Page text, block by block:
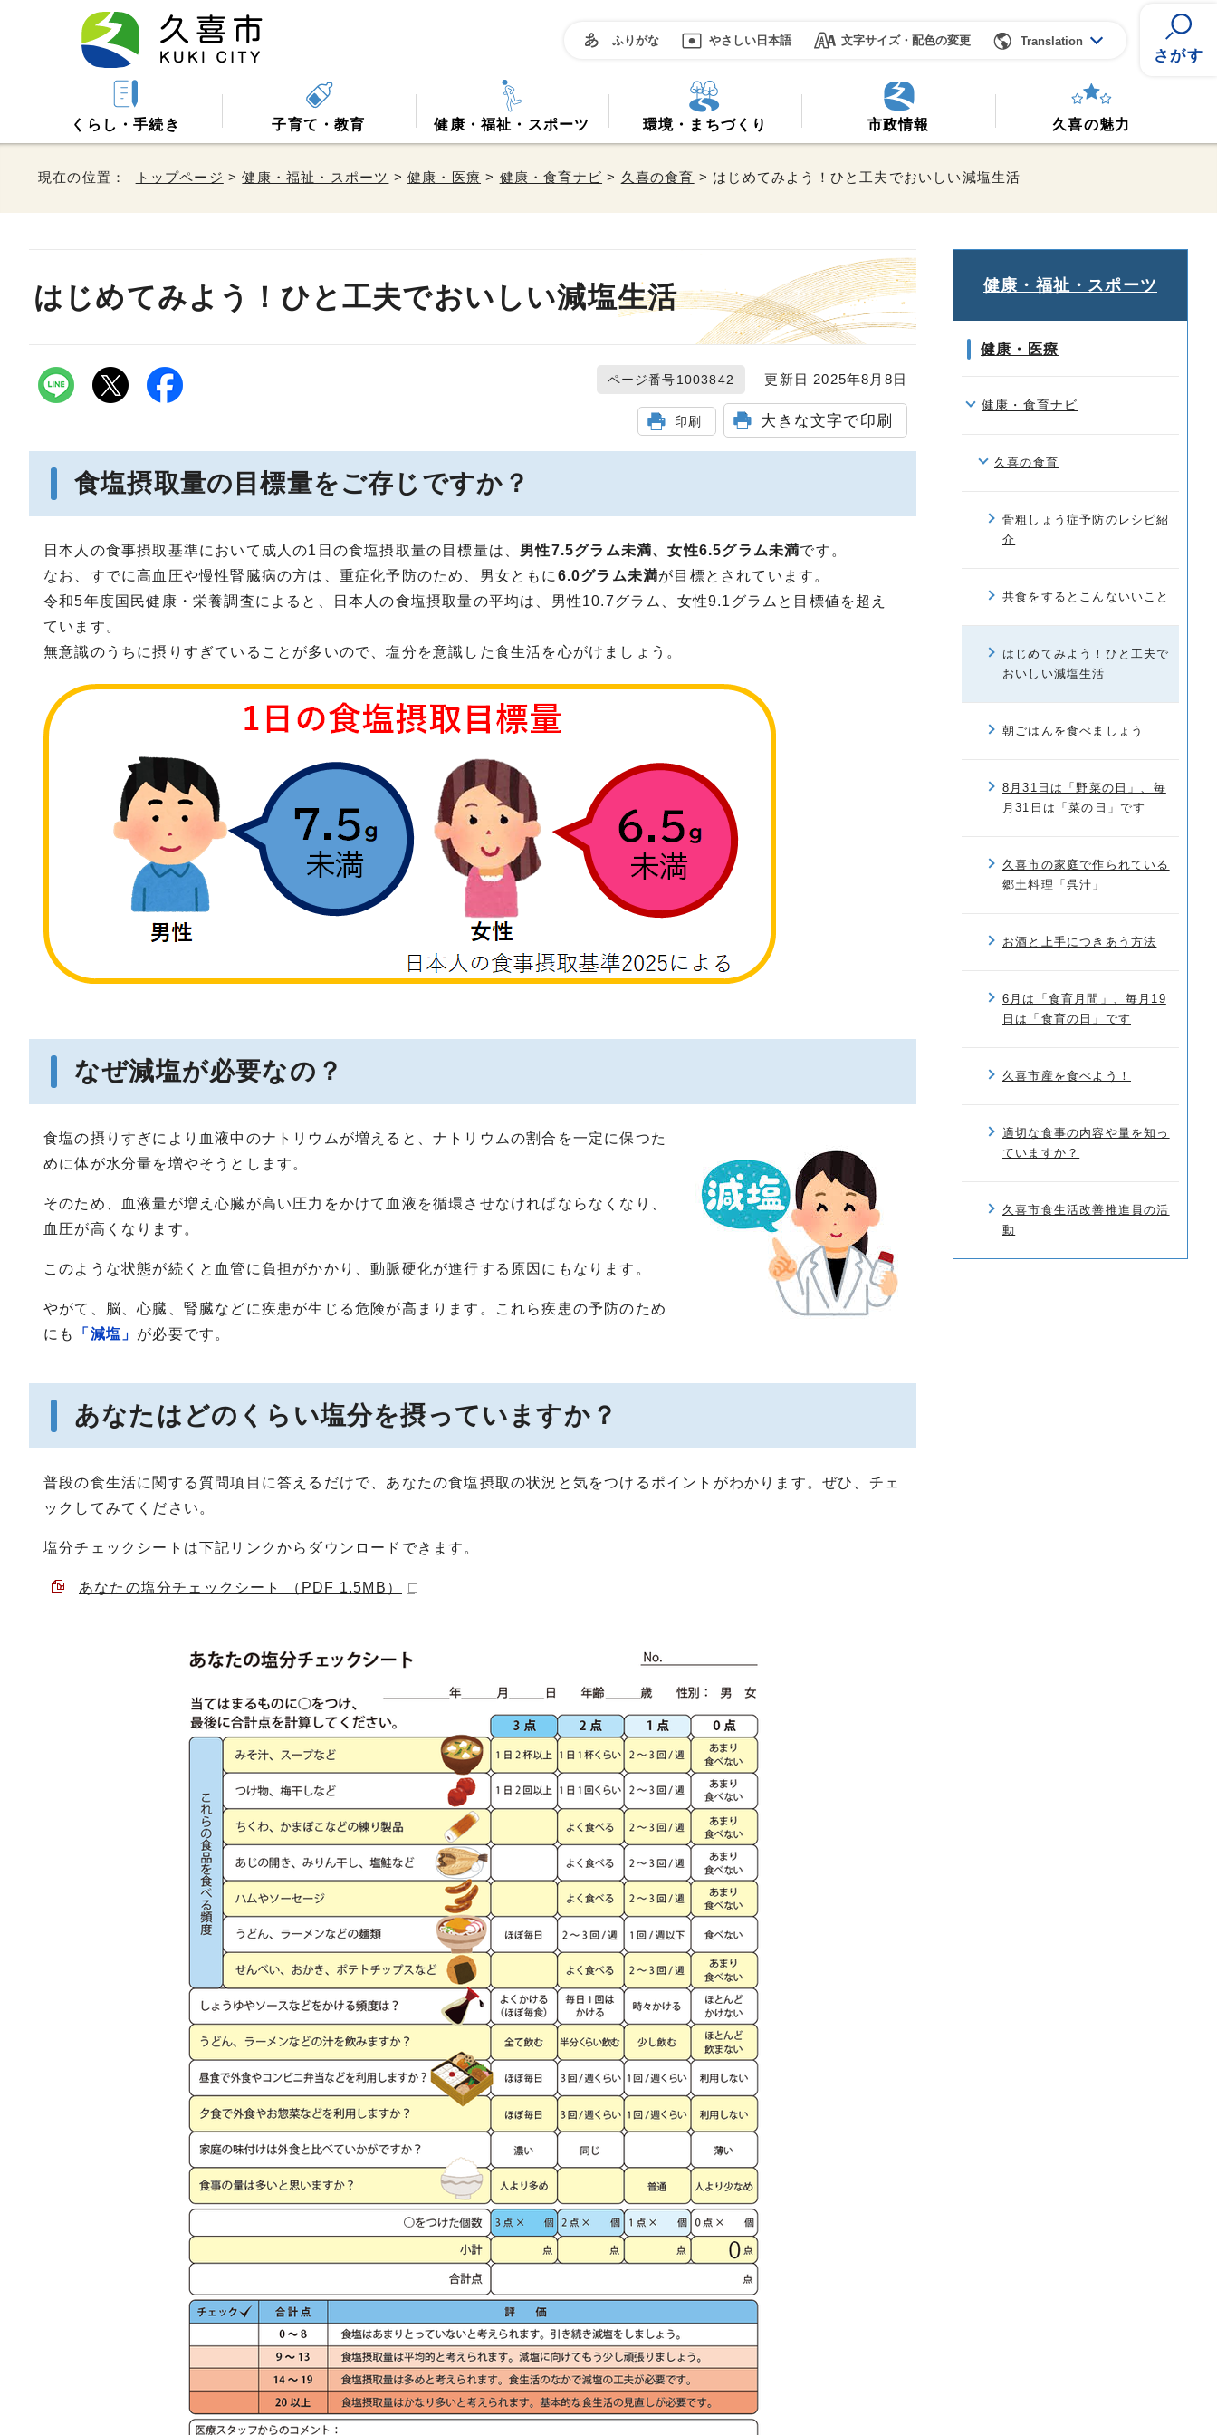
ふりがな やさしい日本語 文字サイズ・配色の変更 Translation
さがす
くらし・手続き 子育て・教育 健康・福祉・スポーツ 環境・まちづくり 市政情報 久喜の魅力
現在の位置： トップページ >健康・福祉・スポーツ >健康・医療 > 健康・食育ナビ > 久喜の食育 > はじめてみよう！ひと工夫でおいしい減塩生活
はじめてみよう！ひと工夫でおいしい減塩生活
ページ番号1003842 更新日 2025年8月8日
印刷 大きな文字で印刷
食塩摂取量の目標量をご存じですか？
日本人の食事摂取基準において成人の1日の食塩摂取量の目標量は、 男性7.5グラム未満、女性6.5グラム未満です。
なお、すでに高血圧や慢性腎臓病の方は、重症化予防のため、男女ともに 6.0グラム未満が目標とされています。
令和5年度国民健康・栄養調査によると、日本人の食塩摂取量の平均は、男性10.7グラム、女性9.1グラムと目標値を超え
ています。
無意識のうちに摂りすぎていることが多いので、塩分を意識した食生活を心がけましょう。
なぜ減塩が必要なの？
食塩の摂りすぎにより血液中のナトリウムが増えると、ナトリウムの割合を一定に保つた
めに体が水分量を増やそうとします。
そのため、血液量が増え心臓が高い圧力をかけて血液を循環させなければならなくなり、
血圧が高くなります。
このような状態が続くと血管に負担がかかり、動脈硬化が進行する原因にもなります。
やがて、脳、心臓、腎臓などに疾患が生じる危険が高まります。これら疾患の予防のため
にも
「減塩」 が必要です。
あなたはどのくらい塩分を摂っていますか？
普段の食生活に関する質問項目に答えるだけで、あなたの食塩摂取の状況と気をつけるポイントがわかります。ぜひ、チェ
ックしてみてください。
塩分チェックシートは下記リンクからダウンロードできます。
あなたの塩分チェックシート （PDF 1.5MB）
健康・福祉・スポーツ
健康・医療
健康・食育ナビ
久喜の食育
骨粗しょう症予防のレシピ紹
介
共食をするとこんないいこと
はじめてみよう！ひと工夫で
おいしい減塩生活
朝ごはんを食べましょう
8月31日は「野菜の日」、毎
月31日は「菜の日」です
久喜市の家庭で作られている
郷土料理「呉汁」
お酒と上手につきあう方法
6月は「食育月間」、毎月19
日は「食育の日」です
久喜市産を食べよう！
適切な食事の内容や量を知っ
ていますか？
久喜市食生活改善推進員の活
動